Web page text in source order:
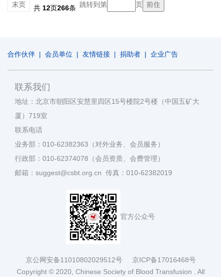
末页
共 12页266条 跳转到第 页
合作伙伴 | 会员单位 | 友情链接 | 捐助者 | 企业广告
联系我们
地址：北京市朝阳区安慧里四区15号楼院2号楼（中国五矿大
厦）719室
联系电话
业务部：010-62382363（对外业务、会员服务）
行政部：010-62374078（会员资质、会费管理）
邮箱：suggest@csbt.org.cn 传真：010-62382019
官方公众号
京公网安备11010802029512号 京ICP备17016468号
Copyright © 2020, Chinese Society of Blood Transfusion . All